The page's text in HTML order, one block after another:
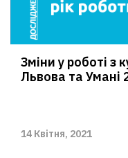
Зміни у роботі
Львова та Умані
14 Квітня, 2021